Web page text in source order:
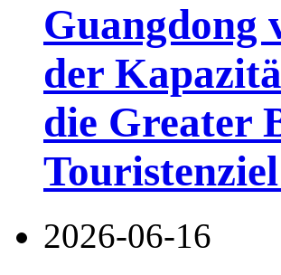
Guangdong
der
die Greater
2026-06-16